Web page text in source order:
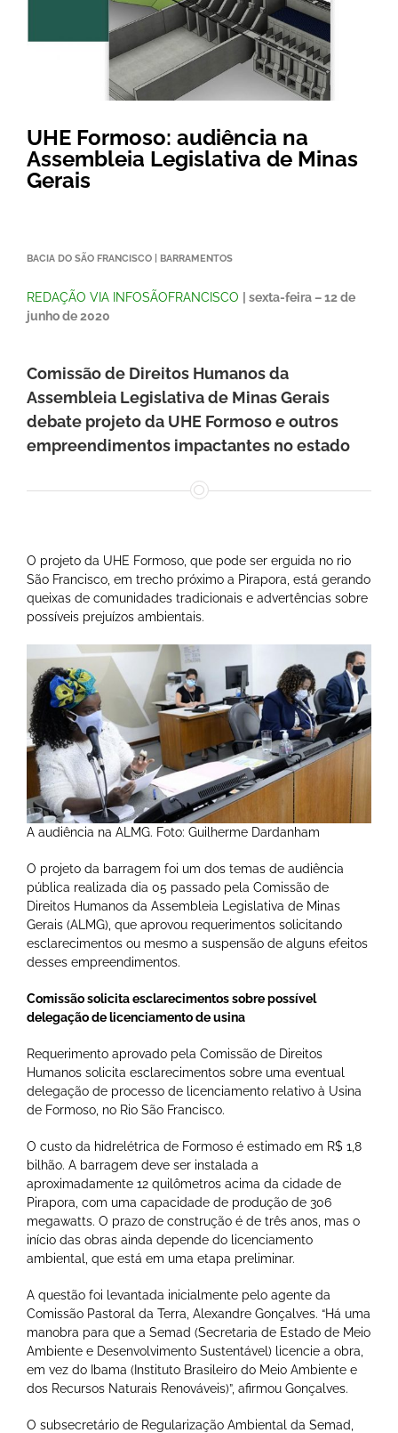
UHE Formoso: audiência na
Assembleia Legislativa de Minas
Gerais
BACIA DO SÃO FRANCISCO | BARRAMENTOS
REDAÇÃO VIA INFOSÃOFRANCISCO
| sexta-feira – 12 de
junho de 2020
Comissão de Direitos Humanos da
Assembleia Legislativa de Minas Gerais
debate projeto da UHE Formoso e outros
empreendimentos impactantes no estado
O projeto da UHE Formoso, que pode ser erguida no rio
São Francisco, em trecho próximo a Pirapora, está gerando
queixas de comunidades tradicionais e advertências sobre
possíveis prejuízos ambientais.
A audiência na ALMG. Foto: Guilherme Dardanham
O projeto da barragem foi um dos temas de audiência
pública realizada dia 05 passado pela Comissão de
Direitos Humanos da Assembleia Legislativa de Minas
Gerais (ALMG), que aprovou requerimentos solicitando
esclarecimentos ou mesmo a suspensão de alguns efeitos
desses empreendimentos.
Comissão solicita esclarecimentos sobre possível
delegação de licenciamento de usina
Requerimento aprovado pela Comissão de Direitos
Humanos solicita esclarecimentos sobre uma eventual
delegação de processo de licenciamento relativo à Usina
de Formoso, no Rio São Francisco.
O custo da hidrelétrica de Formoso é estimado em R$ 1,8
bilhão. A barragem deve ser instalada a
aproximadamente 12 quilômetros acima da cidade de
Pirapora, com uma capacidade de produção de 306
megawatts. O prazo de construção é de três anos, mas o
início das obras ainda depende do licenciamento
ambiental, que está em uma etapa preliminar.
A questão foi levantada inicialmente pelo agente da
Comissão Pastoral da Terra, Alexandre Gonçalves. “Há uma
manobra para que a Semad (Secretaria de Estado de Meio
Ambiente e Desenvolvimento Sustentável) licencie a obra,
em vez do Ibama (Instituto Brasileiro do Meio Ambiente e
dos Recursos Naturais Renováveis)”, afirmou Gonçalves.
O subsecretário de Regularização Ambiental da Semad,